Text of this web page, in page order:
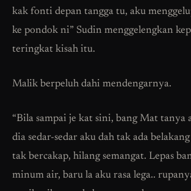
kak fonti depan tangga tu, aku
ke pondok ni” Sudin menggelengkan
teringkat kisah itu.
Malik berpeluh dahi mendengarnya.
“Bila sampai je kat sini, bang Mat tanya
dia sedar-sedar aku dah tak ada
tak bercakap, hilang semangat. Lepas
minum air, baru la aku rasa lega..